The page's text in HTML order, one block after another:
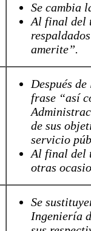
Se cambia
Al final del
amerite”.
Después
frase “así
de sus
servicio
Al final del
otras
Se
Ingeniería